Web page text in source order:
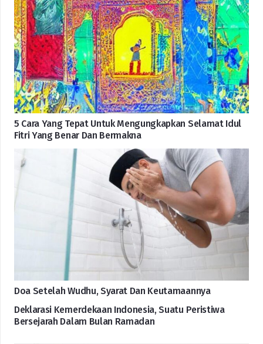
5 Cara Yang Tepat Untuk Mengungkapkan Selamat Idul
Fitri Yang Benar Dan Bermakna
Doa Setelah Wudhu, Syarat Dan Keutamaannya
Deklarasi Kemerdekaan Indonesia, Suatu Peristiwa
Bersejarah Dalam Bulan Ramadan